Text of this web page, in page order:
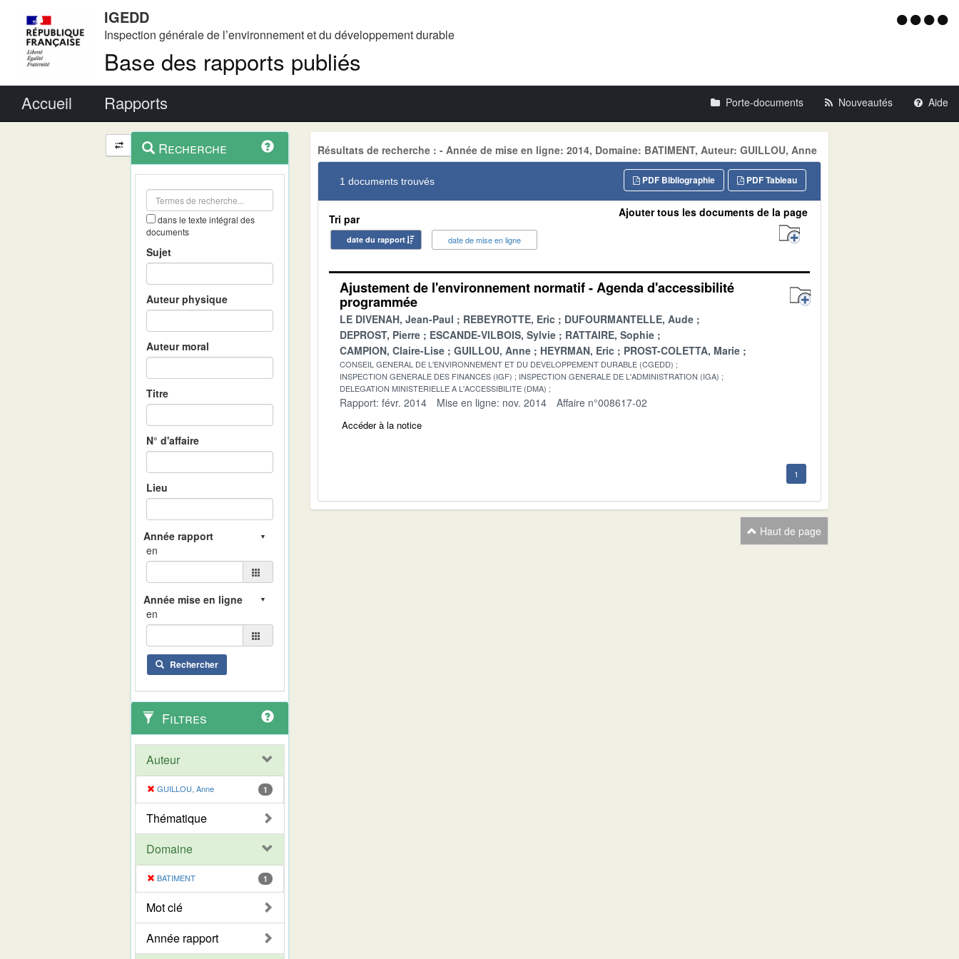
IGEDD
Inspection générale de l’environnement et du développement durable
Base des rapports publiés
Menu
Accueil Rapports Porte-documents Nouveautés Aide
Navigation
et
outils
contextuel
Recherche
dans le texte intégral des
documents
Sujet
Auteur physique
Auteur moral
Titre
N° d'affaire
Lieu
en
en
Rechercher
Filtres
Auteur
GUILLOU, Anne 1
Thématique
Domaine
BATIMENT 1
Mot clé
Année rapport
Résultats de recherche : - Année de mise en ligne: 2014, Domaine: BATIMENT, Auteur: GUILLOU, Anne
1 documents trouvés PDF Tableau
PDF Bibliographie
Tri par
date du rapport date de mise en ligne
Ajouter tous les documents de la page
Ajustement de l'environnement normatif - Agenda d'accessibilité
programmée
LE DIVENAH, Jean-Paul REBEYROTTE, Eric
DUFOURMANTELLE, Aude
DEPROST, Pierre
ESCANDE-VILBOIS, Sylvie
RATTAIRE, Sophie
CAMPION, Claire-Lise
GUILLOU, Anne HEYRMAN, Eric PROST-COLETTA, Marie
CONSEIL GENERAL DE L'ENVIRONNEMENT ET DU DEVELOPPEMENT DURABLE (CGEDD)
INSPECTION GENERALE DES FINANCES (IGF)
INSPECTION GENERALE DE L'ADMINISTRATION (IGA)
DELEGATION MINISTERIELLE A L'ACCESSIBILITE (DMA)
Rapport: févr. 2014 Mise en ligne: nov. 2014 Affaire n°008617-02
Accéder à la notice
1
Haut de page